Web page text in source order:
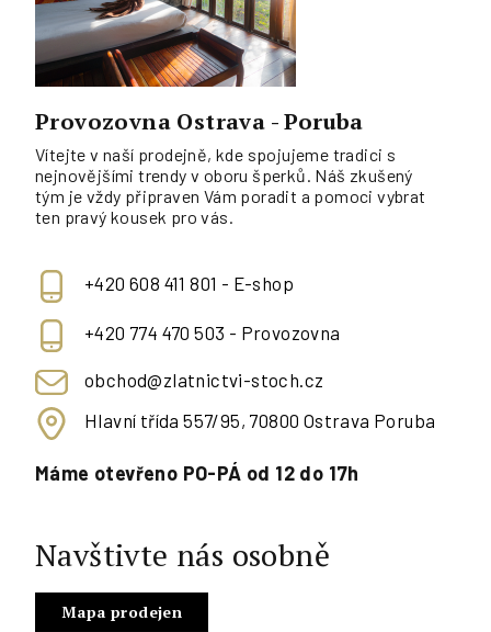
Provozovna Ostrava - Poruba
Vítejte v naší prodejně, kde spojujeme tradici s
nejnovějšími trendy v oboru šperků. Náš zkušený
tým je vždy připraven Vám poradit a pomoci vybrat
ten pravý kousek pro vás.
+420 608 411 801 - E-shop
+420 774 470 503 - Provozovna
obchod@zlatnictvi-stoch.cz
Hlavní třída 557/95, 70800 Ostrava Poruba
Máme otevřeno PO-PÁ od 12 do 17h
Navštivte nás osobně
Mapa prodejen